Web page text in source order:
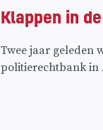
Klappen in
Twee jaar geleden
politierechtbank in